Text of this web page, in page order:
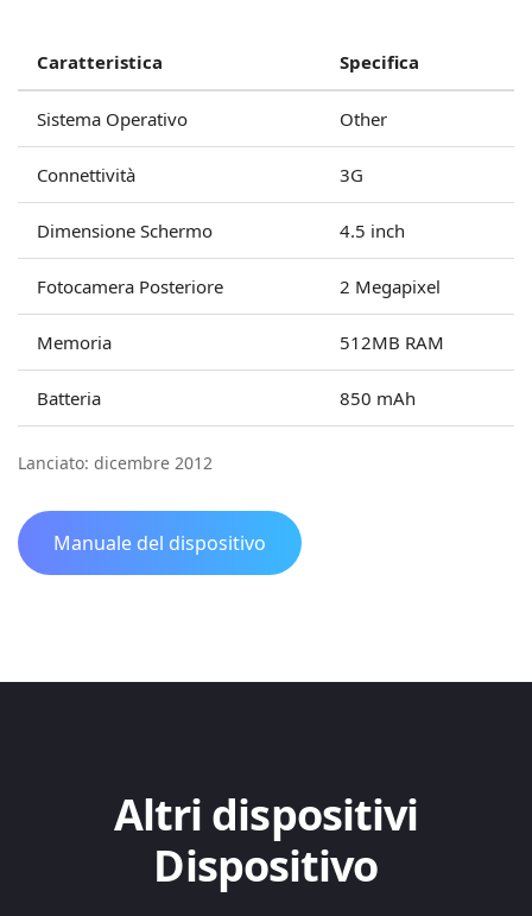
Caratteristica Specifica
Sistema Operativo Other
Connettività 3G
Dimensione Schermo 4.5 inch
Fotocamera Posteriore 2 Megapixel
Memoria 512MB RAM
Batteria 850 mAh
Lanciato: dicembre 2012
Manuale del dispositivo
Altri dispositivi
Dispositivo